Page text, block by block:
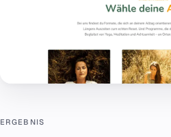
ERGEBNIS